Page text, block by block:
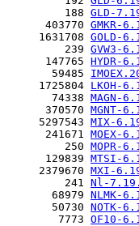
         188
GLD-
      403770
GMKR-
     1631708
GOLD-
         239
GVW3-
      147765
HYDR-
       59485
     1725804
LKOH-
       74338
MAGN-
      370570
MGNT-
     5297543
MIX-
      241671
MOEX-
         250
MOPR-
      129839
MTSI-
     2379670
MXI-
         241
Nl-
       68979
NLMK-
       50730
NOTK-
        7773
OF10-